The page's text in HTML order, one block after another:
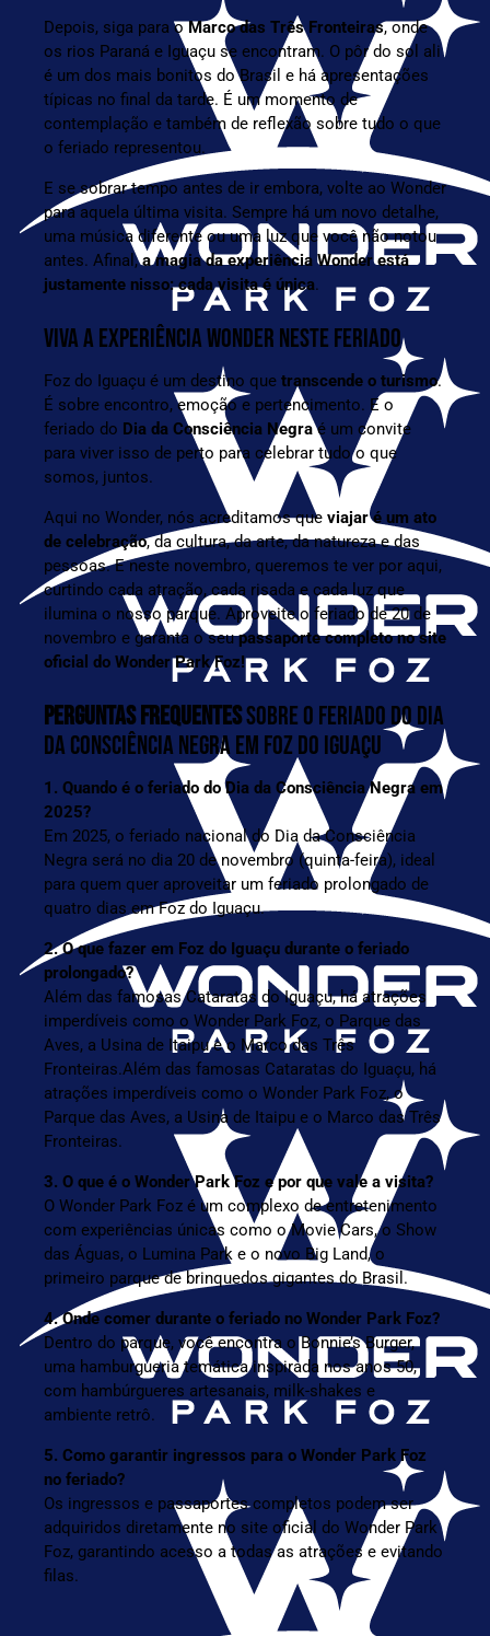
Depois, siga para oMarco das Três Fronteiras, onde
os rios Paraná e Iguaçu se encontram. O pôr do sol ali
é um dos mais bonitos do Brasil e há apresentações
típicas no final da tarde. É um momento de
contemplação e também de reflexão sobre tudo o que
o feriado representou.
E se sobrar tempo antes de ir embora, volte ao Wonder
para aquela última visita. Sempre há um novo detalhe,
uma música diferente ou uma luz que você não notou
antes. Afinal,a magia da experiência Wonder está
justamente nisso: cada visita é única.
VIVA A EXPERIÊNCIA WONDER NESTE FERIADO
Foz do Iguaçu é um destino que transcende o turismo.
É sobre encontro, emoção e pertencimento. E o
feriado do Dia da Consciência Negraé um convite
para viver isso de perto para celebrar tudo o que
somos, juntos.
Aqui no Wonder, nós acreditamos que viajar é um ato
de celebração, da cultura, da arte, da natureza e das
pessoas. E neste novembro, queremos te ver por aqui,
curtindo cada atração, cada risada e cada luz que
ilumina o nosso parque. Aproveite o feriado de 20 de
novembro e garanta o seupassaporte completo no site
oficial do Wonder Park Foz!
PERGUNTAS FREQUENTESSOBRE O FERIADO DO DIA
DA CONSCIÊNCIA NEGRA EM FOZ DO IGUAÇU
1. Quando é o feriado do Dia da Consciência Negra em
2025?
Em 2025, o feriado nacional do Dia da Consciência
Negra será no dia 20 de novembro (quinta-feira), ideal
para quem quer aproveitar um feriado prolongado de
quatro dias em Foz do Iguaçu.
2. O que fazer em Foz do Iguaçu durante o feriado
prolongado?
Além das famosas Cataratas do Iguaçu, há atrações
imperdíveis como o Wonder Park Foz, o Parque das
Aves, a Usina de Itaipu e o Marco das Três
Fronteiras.Além das famosas Cataratas do Iguaçu, há
atrações imperdíveis como o Wonder Park Foz, o
Parque das Aves, a Usina de Itaipu e o Marco das Três
Fronteiras.
3. O que é o Wonder Park Foz e por que vale a visita?
O Wonder Park Foz é um complexo de entretenimento
com experiências únicas como o Movie Cars, o Show
das Águas, o Lumina Park e o novo Big Land, o
primeiro parque de brinquedos gigantes do Brasil.
4. Onde comer durante o feriado no Wonder Park Foz?
Dentro do parque, você encontra o Bonnie’s Burger,
uma hamburgueria temática inspirada nos anos 50,
com hambúrgueres artesanais, milk-shakes e
ambiente retrô.
5. Como garantir ingressos para o Wonder Park Foz
no feriado?
Os ingressos e passaportes completos podem ser
adquiridos diretamente no site oficial do Wonder Park
Foz, garantindo acesso a todas as atrações e evitando
filas.